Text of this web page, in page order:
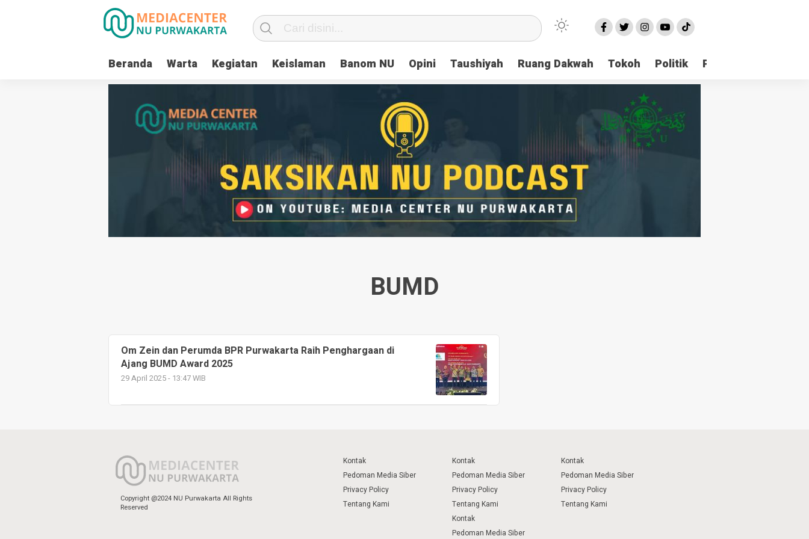
Beranda Warta Kegiatan Keislaman Banom NU Opini Taushiyah Ruang Dakwah Tokoh Politik Pondok Pesantren
BUMD
Om Zein dan Perumda BPR Purwakarta Raih Penghargaan di
Ajang BUMD Award 2025
29 April 2025 - 13:47 WIB
Copyright @2024 NU Purwakarta All Rights
Reserved
Kontak
Pedoman Media Siber
Privacy Policy
Tentang Kami
Kontak
Pedoman Media Siber
Privacy Policy
Tentang Kami
Kontak
Pedoman Media Siber
Privacy Policy
Tentang Kami
Kontak
Pedoman Media Siber